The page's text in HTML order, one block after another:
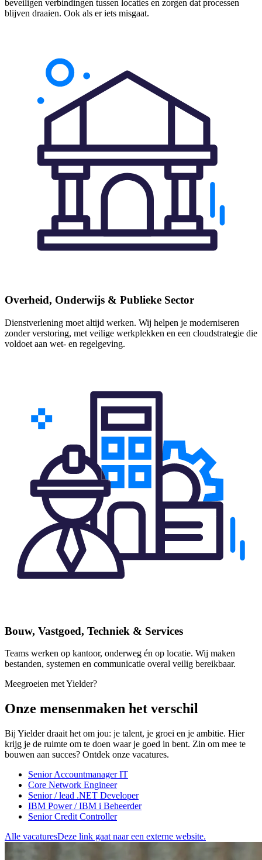
beveiligen verbindingen tussen locaties en zorgen dat processen
blijven draaien. Ook als er iets misgaat.
Overheid, Onderwijs & Publieke Sector
Dienstverlening moet altijd werken. Wij helpen je moderniseren
zonder verstoring, met veilige werkplekken en een cloudstrategie die
voldoet aan wet- en regelgeving.
Bouw, Vastgoed, Techniek & Services
Teams werken op kantoor, onderweg én op locatie. Wij maken
bestanden, systemen en communicatie overal veilig bereikbaar.
Meegroeien met Yielder?
Onze mensenmaken het verschil
Bij Yielder draait het om jou: je talent, je groei en je ambitie. Hier
krijg je de ruimte om te doen waar je goed in bent. Zin om mee te
bouwen aan succes? Ontdek onze vacatures.
Senior Accountmanager IT
Core Network Engineer
Senior / lead .NET Developer
IBM Power / IBM i Beheerder
Senior Credit Controller
Alle vacaturesDeze link gaat naar een externe website.